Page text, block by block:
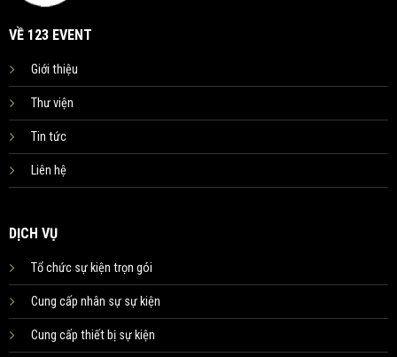
VỀ 123 EVENT
Giới thiệu
Thư viện
Tin tức
Liên hệ
DỊCH VỤ
Tổ chức sự kiện trọn gói
Cung cấp nhân sự sự kiện
Cung cấp thiết bị sự kiện